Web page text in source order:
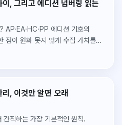
, 그리고 에디션 넘버링 읽는
AP·EA·HC·PP 에디션 기호의
점이 원화 못지 않게 수집 가치를
실제 사례로 풀이.
, 이것만 알면 오래
간직하는 가장 기본적인 원칙.